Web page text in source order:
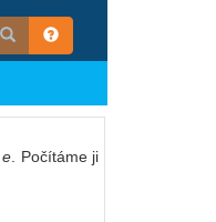
e . Počítáme ji